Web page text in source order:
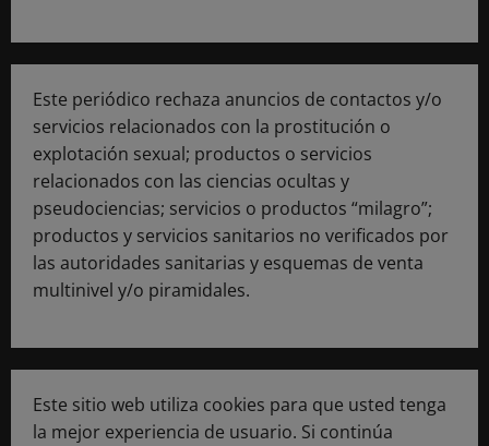
Este periódico rechaza anuncios de contactos y/o
servicios relacionados con la prostitución o
explotación sexual; productos o servicios
relacionados con las ciencias ocultas y
pseudociencias; servicios o productos “milagro”;
productos y servicios sanitarios no verificados por
las autoridades sanitarias y esquemas de venta
multinivel y/o piramidales.
Este sitio web utiliza cookies para que usted tenga
la mejor experiencia de usuario. Si continúa